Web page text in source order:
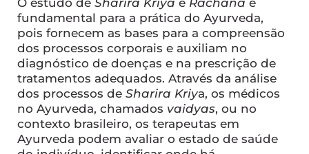
fundamental para a prática do Ayurveda,
pois fornecem as bases para a compreensão
dos processos corporais e auxiliam no
diagnóstico de doenças e na prescrição de
tratamentos adequados. Através da análise
dos processos de Sharira Kriya, os médicos
no Ayurveda, chamados vaidyas, ou no
contexto brasileiro, os terapeutas em
Ayurveda podem avaliar o estado de saúde